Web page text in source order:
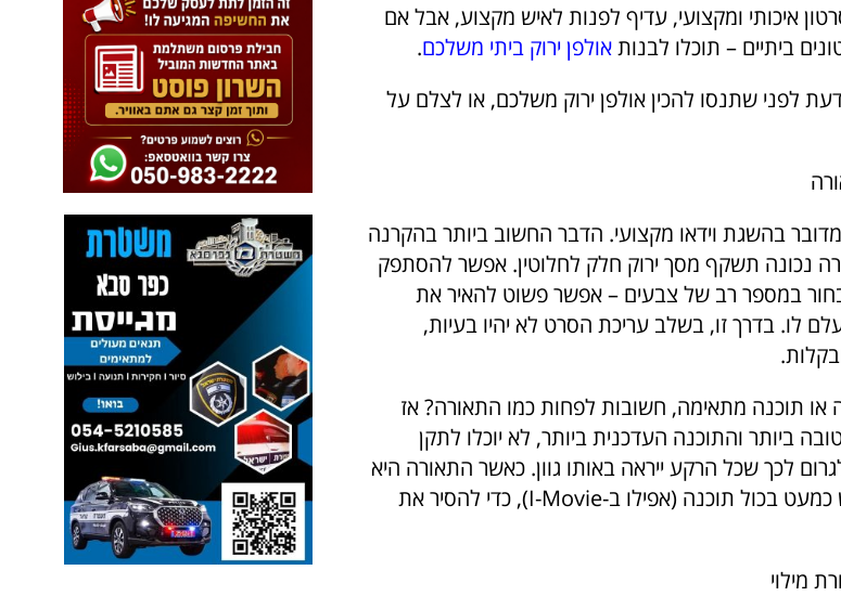
איכותי ומקצועי, עדיף לפנות לאיש מקצוע, אבל אם
ביתיים – תוכלו לבנותאולפן ירוק ביתי משלכם.
לפני שתנסו להכין אולפן ירוק משלכם, או לצלם על
בהשגת וידאו מקצועי. הדבר החשוב ביותר בהקרנה
נכונה תשקף מסך ירוק חלק לחלוטין. אפשר להסתפק
במספר רב של צבעים – אפשר פשוט להאיר את
לו. בדרך זו, בשלב עריכת הסרט לא יהיו בעיות,
תוכנה מתאימה, חשובות לפחות כמו התאורה? אז
ביותר והתוכנה העדכנית ביותר, לא יוכלו לתקן
לכך שכל הרקע ייראה באותו גוון. כאשר התאורה היא
רכה ואחידה, קל יותר להשתמש כמעט בכול תוכנה (אפילו ב-I-Movie), כדי להסיר את
מילוי